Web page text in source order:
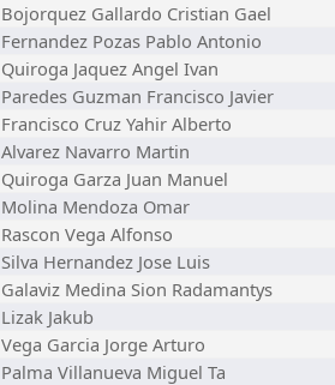
Bojorquez Gallardo Cristian Gael
Fernandez Pozas Pablo Antonio
Quiroga Jaquez Angel Ivan
Paredes Guzman Francisco Javier
Francisco Cruz Yahir Alberto
Alvarez Navarro Martin
Quiroga Garza Juan Manuel
Molina Mendoza Omar
Rascon Vega Alfonso
Silva Hernandez Jose Luis
Galaviz Medina Sion Radamantys
Lizak Jakub
Vega Garcia Jorge Arturo
Palma Villanueva Miguel Ta